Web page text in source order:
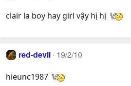
clair la boy hay girl vậy hị hị
red-devil 19/2/10
hieunc1987